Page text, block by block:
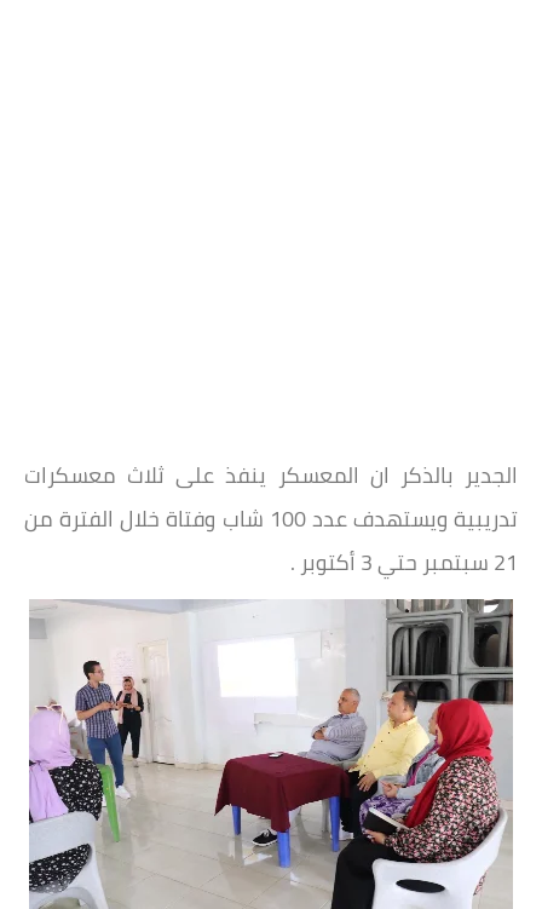
الجدير بالذكر ان المعسكر ينفذ على ثلاث معسكرات
تدريبية ويستهدف عدد 100 شاب وفتاة خلال الفترة من
21 سبتمبر حتي 3 أكتوبر .